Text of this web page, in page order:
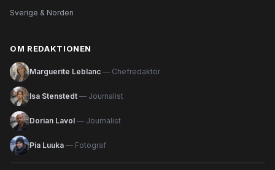
Sverige & Norden
OM REDAKTIONEN
Marguerite Leblanc — Chefredaktör
Isa Stenstedt — Journalist
Dorian Lavol — Journalist
Pia Luuka — Fotograf